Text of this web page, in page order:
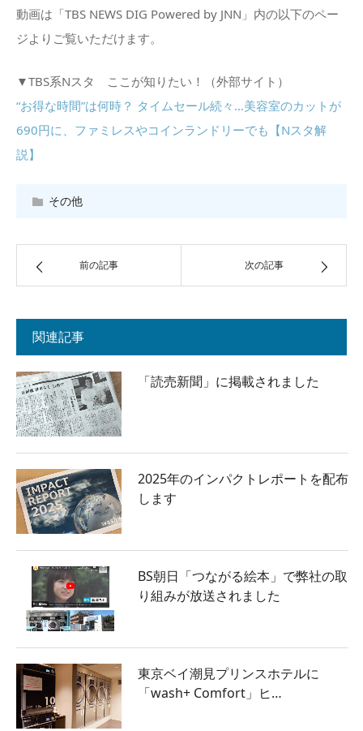
動画は「TBS NEWS DIG Powered by JNN」内の以下のペー
ジよりご覧いただけます。
▼TBS系Nスタ ここが知りたい！（外部サイト）
“お得な時間”は何時？ タイムセール続々…美容室のカットが
690円に、ファミレスやコインランドリーでも【Nスタ解
説】
その他
前の記事 次の記事
関連記事
「読売新聞」に掲載されました
2025年のインパクトレポートを配布
します
BS朝日「つながる絵本」で弊社の取
り組みが放送されました
東京ベイ潮見プリンスホテルに
「wash+ Comfort」ヒ…